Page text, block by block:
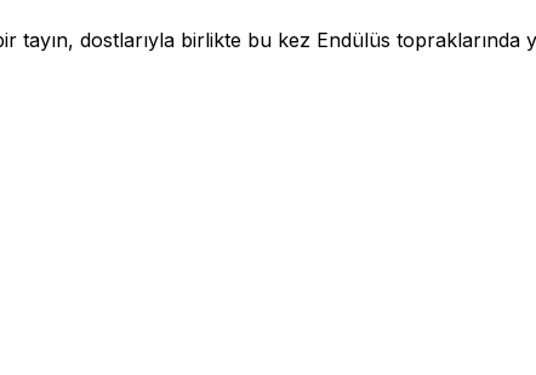
tayın, dostlarıyla birlikte bu kez Endülüs topraklarında